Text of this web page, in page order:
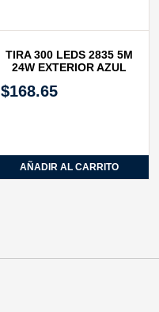
TIRA 300 LEDS 2835 5M
24W EXTERIOR AZUL
$168.65
AÑADIR AL CARRITO